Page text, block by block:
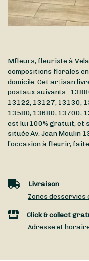
Mfleurs, fleuriste à
compositions florales
domicile. Cet artisan
postaux suivants :
13122, 13127, 13130,
13580, 13680, 13700,
est lui 100% gratuit, et
situéeAv. Jean Moulin
l’occasion à fleurir,
Livraison
Zones desservies
Click & collect
Adresse et